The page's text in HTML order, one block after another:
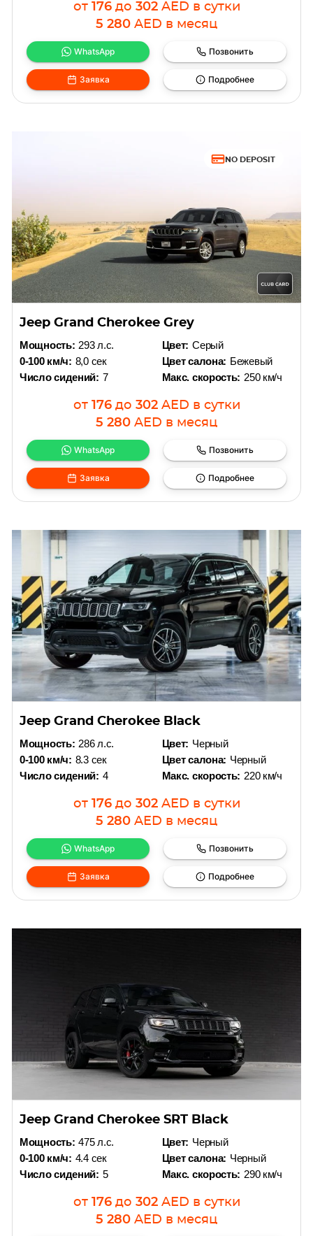
от 176 до 302 AED в сутки
5 280 AED в месяц
WhatsApp Позвонить
Заявка Подробнее
NO DEPOSIT
Jeep Grand Cherokee Grey
Мощность: 293 л.с.
0-100 км/ч: 8,0 сек
Число сидений: 7
Цвет: Серый
Цвет салона: Бежевый
Макс. скорость: 250 км/ч
от 176 до 302 AED в сутки
5 280 AED в месяц
WhatsApp Позвонить
Заявка Подробнее
Jeep Grand Cherokee Black
Мощность: 286 л.с.
0-100 км/ч: 8.3 сек
Число сидений: 4
Цвет: Черный
Цвет салона: Черный
Макс. скорость: 220 км/ч
от 176 до 302 AED в сутки
5 280 AED в месяц
WhatsApp Позвонить
Заявка Подробнее
Jeep Grand Cherokee SRT Black
Мощность: 475 л.с.
0-100 км/ч: 4.4 сек
Число сидений: 5
Цвет: Черный
Цвет салона: Черный
Макс. скорость: 290 км/ч
от 176 до 302 AED в сутки
5 280 AED в месяц